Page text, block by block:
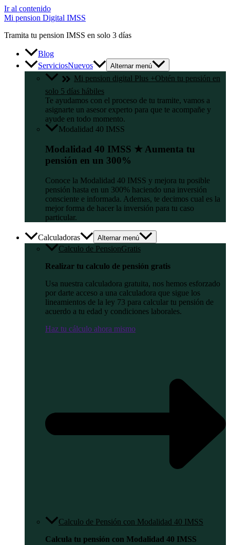
Ir al contenido
Mi pension Digital IMSS
Tramita tu pension IMSS en solo 3 días
Blog
ServiciosNuevos Alternar menú
Mi pension digital Plus +Obtén tu pensión en
solo 5 días hábiles
Te ayudamos con el proceso de tu tramite, vamos a
asignarte un asesor experto para que te acompañe y
ayude en todo momento.
Modalidad 40 IMSS
Modalidad 40 IMSS ★ Aumenta tu
pensión en un 300%
Conoce la Modalidad 40 IMSS y mejora tu posible
pensión hasta en un 300% haciendo una inversión
consciente e informada. Ademas, te decimos cual es la
mejor forma de hacer la inversión para tu caso
particular.
Calculadoras Alternar menú
Calculo de PensionGratis
Realizar tu calculo de pensión gratis
Usa nuestra calculadora gratuita, nos hemos esforzado
por darte acceso a una calculadora que sigue los
lineamientos de la ley 73 para calcular tu pensión de
acuerdo a tu edad y condiciones laborales.
Haz tu cálculo ahora mismo
Calculo de Pensión con Modalidad 40 IMSS
Calcula tu pensión con Modalidad 40 IMSS